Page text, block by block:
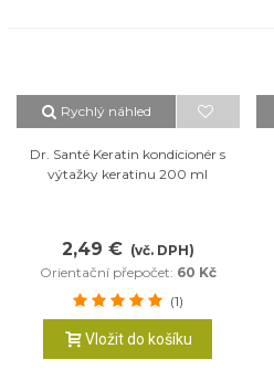
Rychlý náhled
Dr. Santé Keratin kondicionér s
výtažky keratinu 200 ml
2,49 € (vč. DPH)
Orientační přepočet: 60 Kč
(1)
Vložit do košíku